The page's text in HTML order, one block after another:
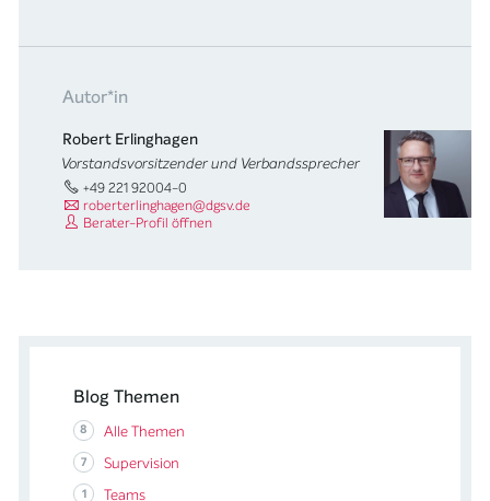
Autor*in
Robert Erlinghagen
Vorstandsvorsitzender und Verbandssprecher
+49 221 92004-0
roberterlinghagen@dgsv.de
Berater-Profil öffnen
Blog Themen
8 Alle Themen
7 Supervision
1 Teams